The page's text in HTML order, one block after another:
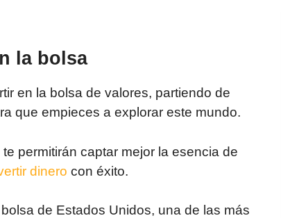
la bolsa
en la bolsa de valores, partiendo de
que empieces a explorar este mundo.
permitirán captar mejor la esencia de
dinero con éxito.
de Estados Unidos, una de las más